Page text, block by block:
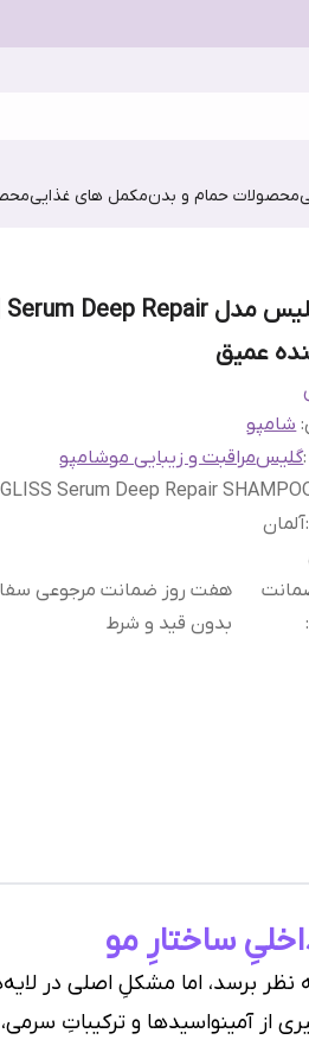
محصولات حمام و بدنمکمل های غذایی
عمیق
:شامپو
گلیسمراقبت و زیبایی موشامپو
GLISS Serum Deep Repair
:آلمان
:
هفت روز ضمانت مرجوعی
بدون قید و شرط
نظر برسد، اما مشکلِ اصلی در
آمینواسیدها و ترکیباتِ